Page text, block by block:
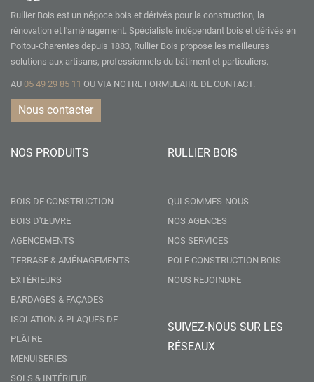
Rullier Bois est un négoce bois et dérivés pour la construction, la
rénovation et l'aménagement. Spécialiste indépendant bois et dérivés en
Poitou-Charentes depuis 1883, Rullier Bois propose les meilleures
solutions aux artisans, professionnels du bâtiment et particuliers.
AU 05 49 29 85 11 OU VIA NOTRE FORMULAIRE DE CONTACT.
Nous contacter
NOS PRODUITS
BOIS DE CONSTRUCTION
BOIS D'ŒUVRE
AGENCEMENTS
TERRASE & AMÉNAGEMENTS
EXTÉRIEURS
BARDAGES & FAÇADES
ISOLATION & PLAQUES DE
PLÂTRE
MENUISERIES
SOLS & INTÉRIEUR
RULLIER BOIS
QUI SOMMES-NOUS
NOS AGENCES
NOS SERVICES
POLE CONSTRUCTION BOIS
NOUS REJOINDRE
SUIVEZ-NOUS SUR LES
RÉSEAUX